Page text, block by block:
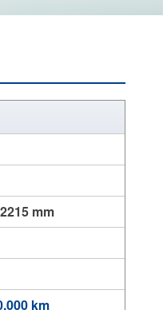
mm
km